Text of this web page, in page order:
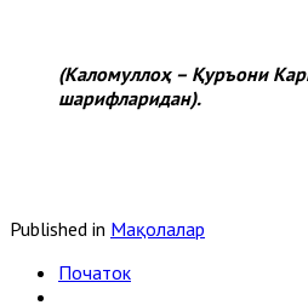
(Каломуллоҳ – Қуръони
шарифларидан).
Published in Мақолалар
Початок